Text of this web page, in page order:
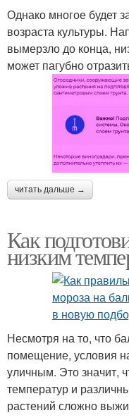
Однако многое будет
возраста культуры.
вымерзло до конца,
может пагубно
читать дальше →
Как
низким
Несмотря на то, что
помещение, условия
уличным. Это значит,
температур и
растений сложно